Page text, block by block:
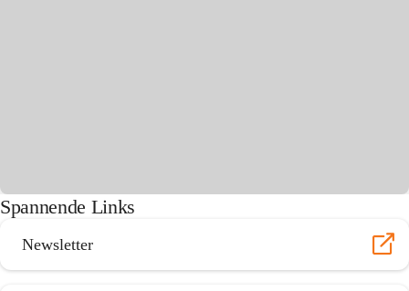
Spannende Links
Newsletter